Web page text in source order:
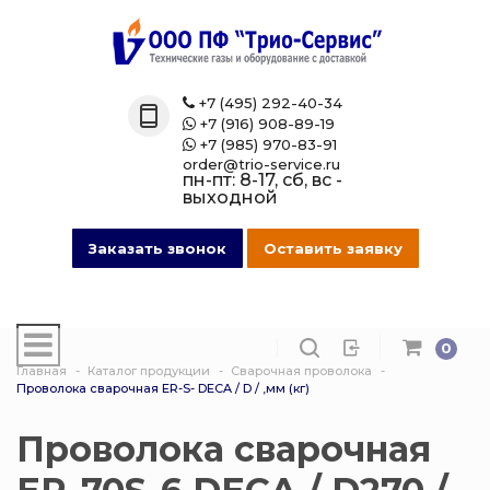
Назад
Технические газы
Азот
Ацетилен
Углекислота
Газовые баллоны
Гелиевые
016 Сварочная проволока
007 Зажимы
014 Редуктора
0
+7 (495) 292-40-34
+7 (916) 908-89-19
+7 (985) 970-83-91
order@trio-service.ru
пн-пт: 8-17, сб, вс -
выходной
Заказать звонок Оставить заявку
Главная Каталог продукции
Сварочная проволока
Проволока сварочная ER-S- DECA / D / ,мм (кг)
Проволока сварочная